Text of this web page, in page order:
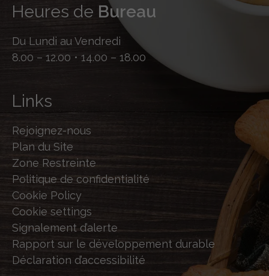
Heures de Bureau
Du Lundi au Vendredi
8.00 – 12.00 • 14.00 – 18.00
Links
Rejoignez-nous
Plan du Site
Zone Restreinte
Politique de confidentialité
Cookie Policy
Cookie settings
Signalement d’alerte
Rapport sur le développement durable
Déclaration d’accessibilité